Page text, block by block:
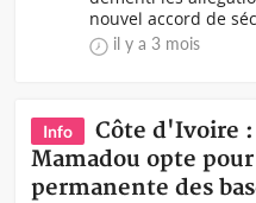
nouvel accord de
il y a 3 mois
Info
Côte d'Ivoire :
Mamadou opte
permanente des